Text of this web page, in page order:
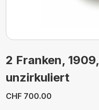
2 Franken, 1909,
unzirkuliert
CHF 700.00